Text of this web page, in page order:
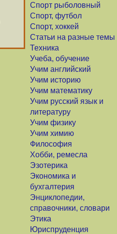
Спорт рыболовный
Спорт, футбол
Спорт, хоккей
Статьи на разные темы
Техника
Учеба, обучение
Учим английский
Учим историю
Учим математику
Учим русский язык и
литературу
Учим физику
Учим химию
Философия
Хобби, ремесла
Эзотерика
Экономика и
бухгалтерия
Энциклопедии,
справочники, словари
Этика
Юриспруденция